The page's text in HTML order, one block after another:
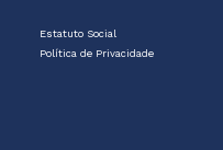
Estatuto Social
Política de Privacidade